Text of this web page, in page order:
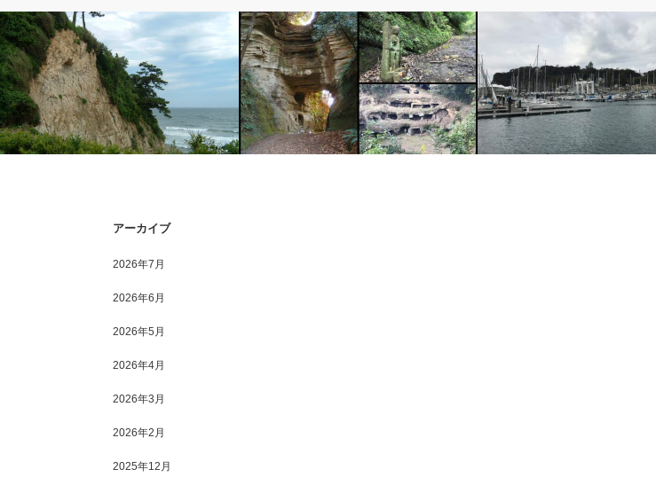
稲村ケ崎（２） －謎の洞窟－
アーカイブ
2026年7月
2026年6月
2026年5月
2026年4月
2026年3月
2026年2月
2025年12月